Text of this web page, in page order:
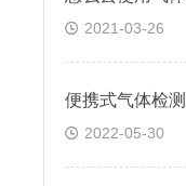
2021-03-26
便携式气体检
2022-05-30